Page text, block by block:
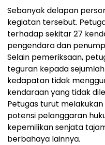
Sebanyak delapan
kegiatan tersebut.
terhadap sekitar 27
pengendara dan
Selain pemeriksaan,
teguran kepada
kedapatan tidak
kendaraan yang tidak
Petugas turut
potensi pelanggaran
kepemilikan senjata
berbahaya lainnya.